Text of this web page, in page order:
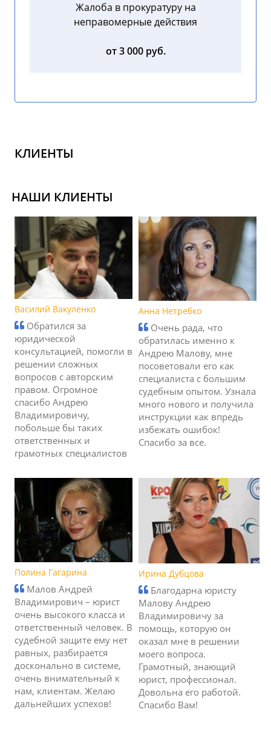
Жалоба в прокуратуру на
неправомерные действия
от 3 000 руб.
КЛИЕНТЫ
НАШИ КЛИЕНТЫ
Василий Вакуленко
Обратился за
юридической
консультацией, помогли в
решении сложных
вопросов с авторским
правом. Огромное
спасибо Андрею
Владимировичу,
побольше бы таких
ответственных и
грамотных специалистов
Анна Нетребко
Очень рада, что
обратилась именно к
Андрею Малову, мне
посоветовали его как
специалиста с большим
судебным опытом. Узнала
много нового и получила
инструкции как впредь
избежать ошибок!
Спасибо за все.
Полина Гагарина
Малов Андрей
Владимирович – юрист
очень высокого класса и
ответственный человек. В
судебной защите ему нет
равных, разбирается
досконально в системе,
очень внимательный к
нам, клиентам. Желаю
дальнейших успехов!
Ирина Дубцова
Благодарна юристу
Малову Андрею
Владимировичу за
помощь, которую он
оказал мне в решении
моего вопроса.
Грамотный, знающий
юрист, профессионал.
Довольна его работой.
Спасибо Вам!